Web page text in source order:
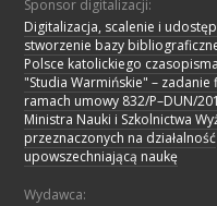
Sponsor digitalizacji:
Digitalizacja, scalenie i
stworzenie bazy
Polsce katolickiego
"Studia Warmińskie" – zadanie
ramach umowy 832/P–DUN/
Ministra Nauki i Szkolnictwa
przeznaczonych na działalność
upowszechniającą naukę
Wydawca: